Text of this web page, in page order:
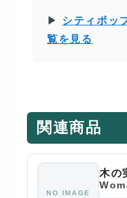
▶ シティポッ
覧を見る
関連商品
NO IMAGE
木の